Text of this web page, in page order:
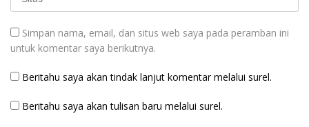
Simpan nama, email, dan situs web saya pada peramban ini
untuk komentar saya berikutnya.
Beritahu saya akan tindak lanjut komentar melalui surel.
Beritahu saya akan tulisan baru melalui surel.